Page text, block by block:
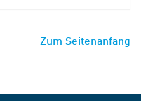
Zum Seitenanfang